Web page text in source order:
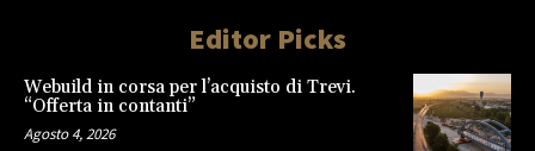
Editor Picks
Webuild in corsa per l’acquisto di Trevi.
“Offerta in contanti”
Agosto 4, 2026